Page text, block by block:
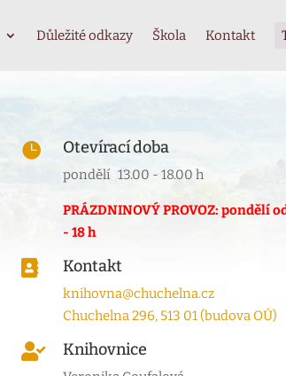
Důležité odkazy Škola Kontakt
 Otevírací doba
pondělí 13.00 - 18.00 h
PRÁZDNINOVÝ PROVOZ: pondělí
- 18 h
 Kontakt
knihovna@chuchelna.cz
Chuchelna 296, 513 01 (budova OÚ)
 Knihovnice